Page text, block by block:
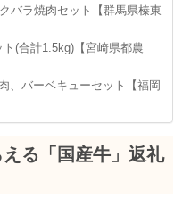
バラ焼肉セット【群馬県榛東
(合計1.5kg)【宮崎県都農
、バーベキューセット【福岡
る「国産牛」返礼